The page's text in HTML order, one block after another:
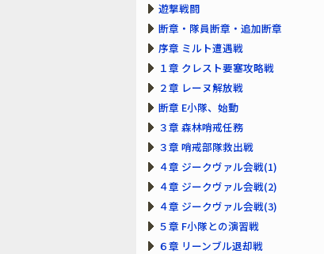
遊撃戦闘
断章・隊員断章・追加断章
序章 ミルト遭遇戦
１章 クレスト要塞攻略戦
２章 レーヌ解放戦
断章 E小隊、始動
３章 森林哨戒任務
３章 哨戒部隊救出戦
４章 ジークヴァル会戦(1)
４章 ジークヴァル会戦(2)
４章 ジークヴァル会戦(3)
５章 F小隊との演習戦
６章 リーンブル退却戦